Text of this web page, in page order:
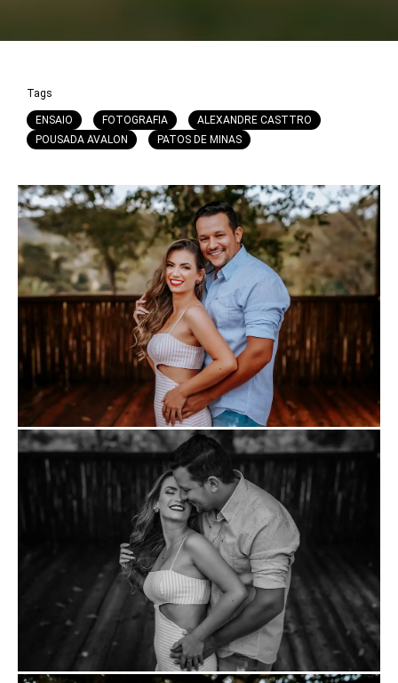
Tags
ENSAIO FOTOGRAFIA
ALEXANDRE CASTTRO
POUSADA AVALON
PATOS DE MINAS